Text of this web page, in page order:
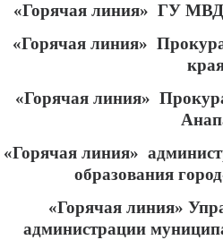
«Горячая линия» ГУ МВД
«Горячая линия»
«Горячая линия»
«Горячая линия»
образования
«Горячая линия»
администрации